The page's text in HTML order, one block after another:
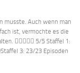
musste. Auch wenn man
ist, vermochte es die
 5/5 Staffel 1:
3: 23/23 Episoden